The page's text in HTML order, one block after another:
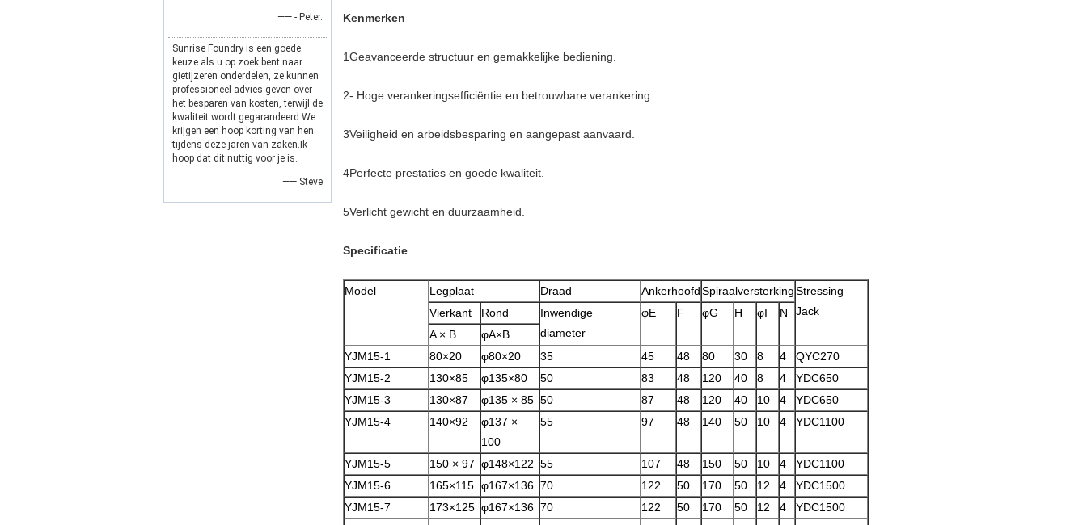
—— - Peter.
Sunrise Foundry is een goede
keuze als u op zoek bent naar
gietijzeren onderdelen, ze kunnen
professioneel advies geven over
het besparen van kosten, terwijl de
kwaliteit wordt gegarandeerd.We
krijgen een hoop korting van hen
tijdens deze jaren van zaken.Ik
hoop dat dit nuttig voor je is.
—— Steve
Kenmerken
1Geavanceerde structuur en gemakkelijke bediening.
2- Hoge verankeringsefficiëntie en betrouwbare verankering.
3Veiligheid en arbeidsbesparing en aangepast aanvaard.
4Perfecte prestaties en goede kwaliteit.
5Verlicht gewicht en duurzaamheid.
Specificatie
Model Legplaat Draad AnkerhoofdSpiraalversterkingStressing
Jack
Vierkant Rond
Inwendige
diameter
φE F φG H φI
N
A × B
φA×B
YJM15-1
80×20 φ80×20 35 45 48 80 30 8 4
QYC270
YJM15-2
130×85 φ135×80 50 83 48 120 40 8 4
YDC650
YJM15-3
130×87 φ135 × 85 50 87 48 120 40 10 4
YDC650
YJM15-4
140×92
φ137 ×
100
55 97 48 140 50 10 4 YDC1100
YJM15-5 150 × 97 φ148×122 55 107 48 150 50 10 4
YDC1100
YJM15-6
165×115 φ167×136 70 122 50 170 50 12 4
YDC1500
YJM15-7
173×125 φ167×136 70 122 50 170 50 12 4
YDC1500